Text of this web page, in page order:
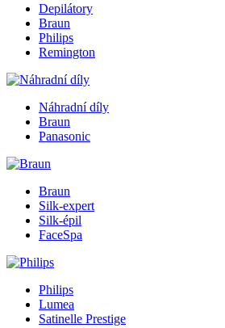
Depilátory
Braun
Philips
Remington
Náhradní díly
Braun
Panasonic
Braun
Silk-expert
Silk-épil
FaceSpa
Philips
Lumea
Satinelle Prestige